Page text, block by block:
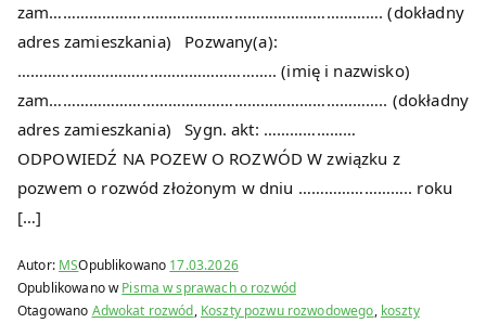
zam…………………………………………………………………. (dokładny
adres zamieszkania) Pozwany(a):
………………………………………………….. (imię i nazwisko)
zam………………………………………………………………….. (dokładny
adres zamieszkania) Sygn. akt: …………………
ODPOWIEDŹ NA POZEW O ROZWÓD W związku z
pozwem o rozwód złożonym w dniu …………………….. roku
[…]
Autor: MSOpublikowano 17.03.2026
Opublikowano wPisma w sprawach o rozwód
Otagowano Adwokat rozwód, Koszty pozwu rozwodowego, koszty